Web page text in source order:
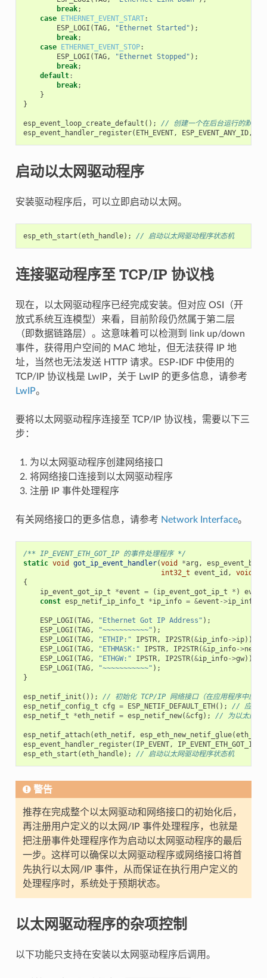
break;
case
ETHERNET_EVENT_START:
ESP_LOGI (TAG, "Ethernet Started" );
break;
case
ETHERNET_EVENT_STOP:
ESP_LOGI (TAG, "Ethernet Stopped" );
break;
default:
break;
}
}
esp_event_loop_create_default ();
// 创建一个在后台运行的默认事
esp_event_handler_register( ETH_EVENT, ESP_EVENT_ANY_ID,
启动以太网驱动程序
安装驱动程序后，可以立即启动以太网。
esp_eth_start (eth_handle); // 启动以太网驱动程序状态机
连接驱动程序至 TCP/IP 协议栈
现在，以太网驱动程序已经完成安装。但对应 OSI（开
放式系统互连模型）来看，目前阶段仍然属于第二层
（即数据链路层）。这意味着可以检测到 link up/down
事件，获得用户空间的 MAC 地址，但无法获得 IP 地
址，当然也无法发送 HTTP 请求。ESP-IDF 中使用的
TCP/IP 协议栈是 LwIP，关于 LwIP 的更多信息，请参考
LwIP。
要将以太网驱动程序连接至 TCP/IP 协议栈，需要以下三
步：
为以太网驱动程序创建网络接口
将网络接口连接到以太网驱动程序
注册 IP 事件处理程序
有关网络接口的更多信息，请参考 Network Interface。
/** IP_EVENT_ETH_GOT_IP 的事件处理程序 */
static void got_ip_event_handler(void *arg ,
int32_t event_id , void
{
ip_event_got_ip_t
*event = ( ip_event_got_ip_t * )
const esp_netif_ip_info_t *ip_info = &event ->ip_info
ESP_LOGI (TAG, "Ethernet Got IP Address" );
ESP_LOGI (TAG, "~~~~~~~~~~~" );
ESP_LOGI (TAG, "ETHIP:" IPSTR, IP2STR(&ip_info->ip));
ESP_LOGI (TAG, "ETHMASK:" IPSTR, IP2STR(&ip_info->
ESP_LOGI (TAG, "ETHGW:" IPSTR, IP2STR(&ip_info->gw));
ESP_LOGI (TAG, "~~~~~~~~~~~" );
}
esp_netif_init ());
// 初始化 TCP/IP 网络接口（在应用程序中应仅
esp_netif_config_t
cfg = ESP_NETIF_DEFAULT_ETH ();
// 应用以
esp_netif_t
*eth_netif = esp_netif_new(&cfg ); // 为以太网驱
esp_netif_attach(eth_netif, esp_eth_new_netif_glue(
esp_event_handler_register( IP_EVENT, IP_EVENT_ETH_GOT_IP
esp_eth_start (eth_handle); // 启动以太网驱动程序状态机
警告
推荐在完成整个以太网驱动和网络接口的初始化后，
再注册用户定义的以太网/IP 事件处理程序，也就是
把注册事件处理程序作为启动以太网驱动程序的最后
一步。这样可以确保以太网驱动程序或网络接口将首
先执行以太网/IP 事件，从而保证在执行用户定义的
处理程序时，系统处于预期状态。
以太网驱动程序的杂项控制
以下功能只支持在安装以太网驱动程序后调用。